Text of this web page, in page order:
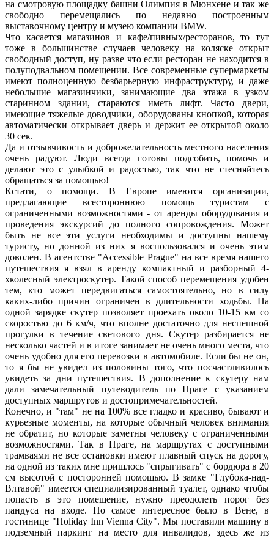
на смотровую площадку башни Олимпия в Мюнхене и так же
свободно перемещались по недавно построенным
выставочному центру и музею компании BMW.
Что касается магазинов и кафе/пивных/ресторанов, то тут
тоже в большинстве случаев человеку на коляске открыт
свободный доступ, ну разве что если ресторан не находится в
полуподвальном помещении. Все современные супермаркеты
имеют полноценную безбарьерную инфраструктуру, и даже
небольшие магазинчики, занимающие два этажа в узком
старинном здании, стараются иметь лифт. Часто двери,
имеющие тяжелые доводчики, оборудованы кнопкой, которая
автоматически открывает дверь и держит ее открытой около
30 сек.
Да и отзывчивость и доброжелательность местного населения
очень радуют. Люди всегда готовы подсобить, помочь и
делают это с улыбкой и радостью, так что не стесняйтесь
обращаться за помощью!
Кстати, о помощи. В Европе имеются организации,
предлагающие всестороннюю помощь туристам с
ограниченными возможностями - от аренды оборудования и
проведения экскурсий до полного сопровождения. Может
быть не все эти услуги необходимы и доступны нашему
туристу, но донной из них я воспользовался и очень этим
доволен. В агентстве "Accessible Prague" на все время нашего
путешествия я взял в аренду компактный и разборный 4-
хколесный электроскутер. Такой способ перемещения удобен
тем, кто может передвигаться самостоятельно, но в силу
каких-либо причин ограничен в длительности ходьбы. На
одной зарядке скутер позволяет проехать около 10-15 км со
скоростью до 6 км/ч, что вполне достаточно для неспешной
прогулки в течение светового дня. Скутер разбирается не
несколько частей и в итоге занимает не очень много места, что
очень удобно для его перевозки в автомобиле. Если бы не он,
то я бы не увидел из половины того, что посчастливилось
увидеть за дни путешествия. В дополнение к скутеру нам
дали замечательный путеводитель по Праге с указанием
доступных маршрутов и достопримечательностей.
Конечно, и "там" не на 100% все гладко и красиво, бывают и
курьезные моменты, на которые обычный человек внимания
не обратит, но которые заметны человеку с ограниченными
возможностями. Так в Праге, на маршрутах с доступными
трамваями не все остановки имеют плавный спуск на дорогу,
на одной из таких мне пришлось "спрыгивать" с бордюра в 20
см высотой с посторонней помощью. В замке "Глубока-над-
Влтавой" имеется специализированный туалет, однако чтобы
попасть в это помещение, нужно преодолеть порог без
пандуса на входе. Но самое интересное было в Вене, в
гостинице "Holiday Inn Vienna City". Мы поставили машину в
подземный паркинг на место для инвалидов, здесь же из